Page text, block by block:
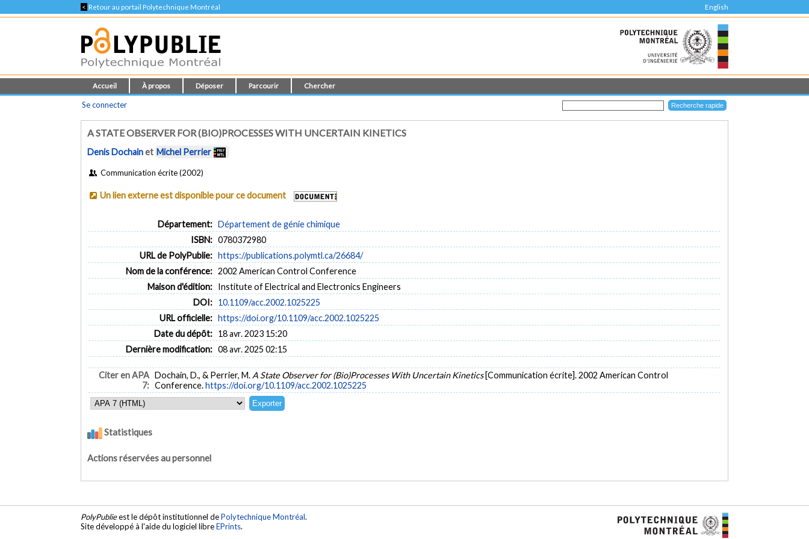
< Retour au portail Polytechnique Montréal English
Accueil À propos Déposer Parcourir Chercher
Se connecter
A STATE OBSERVER FOR (BIO)PROCESSES WITH UNCERTAIN KINETICS
Denis Dochainet Michel Perrier
Communication écrite (2002)
Un lien externe est disponible pour ce document
Département: Département de génie chimique
ISBN: 0780372980
URL de PolyPublie: https://publications.polymtl.ca/26684/
Nom de la conférence: 2002 American Control Conference
Maison d'édition: Institute of Electrical and Electronics Engineers
DOI: 10.1109/acc.2002.1025225
URL officielle: https://doi.org/10.1109/acc.2002.1025225
Date du dépôt: 18 avr. 2023 15:20
Dernière modification: 08 avr. 2025 02:15
Citer en APA
7:
Dochain, D., & Perrier, M. A State Observer for (Bio)Processes With Uncertain Kinetics [Communication écrite]. 2002 American Control
Conference.https://doi.org/10.1109/acc.2002.1025225
Statistiques
Actions réservées au personnel
PolyPublieest le dépôt institutionnel dePolytechnique Montréal.
Site développé à l'aide du logiciel libreEPrints.